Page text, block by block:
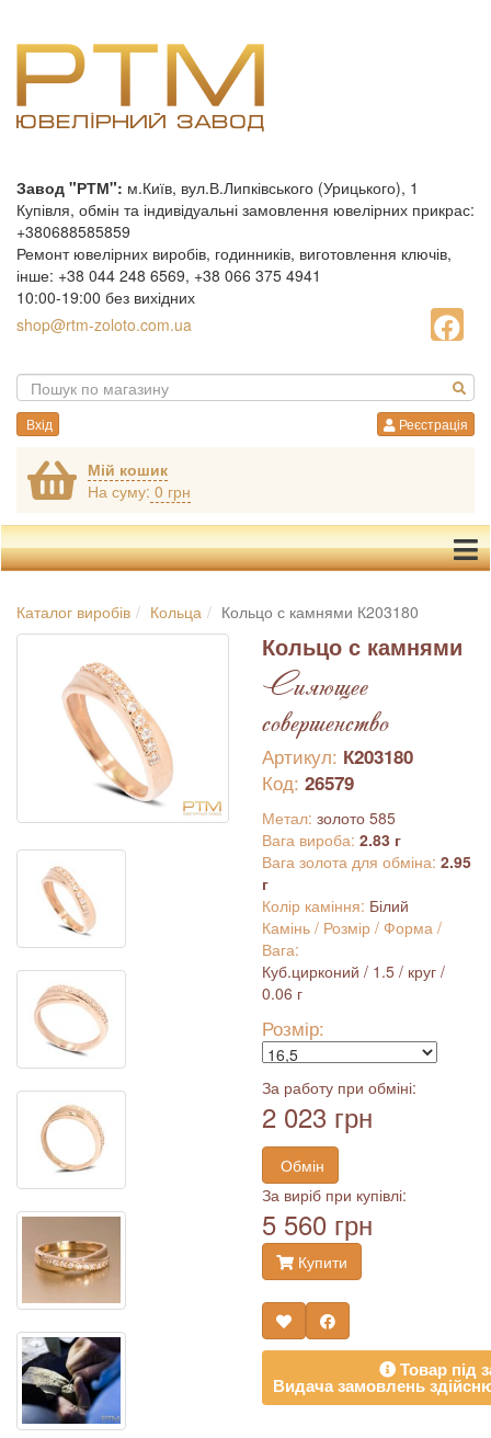
Завод "РТМ": м.Київ, вул.В.Липківського (Урицького), 1
Купівля, обмін та індивідуальні замовлення ювелірних прикрас:
+380688585859
Ремонт ювелірних виробів, годинників, виготовлення ключів,
інше: +38 044 248 6569, +38 066 375 4941
10:00-19:00 без вихідних
shop@rtm-zoloto.com.ua
Вхід Реєстрація
Мій кошик
На суму: 0 грн
Каталог виробів Кольца Кольцо с камнями К203180
Кольцо с камнями
Сияющее
совершенство
Артикул: К203180
Код: 26579
Метал: золото 585
Вага вироба: 2.83 г
Вага золота для обміна: 2.95
г
Колір каміння: Білий
Камінь / Розмір / Форма /
Вага:
Куб.цирконий / 1.5 / круг /
0.06 г
Розмір:
За работу при обміні:
2 023 грн
Обмін
За виріб при купівлі:
5 560 грн
Купити
Товар під
Видача замовлень